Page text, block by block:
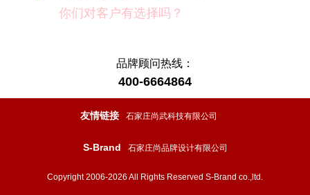
我如何向我的同事及领导推荐尚品牌？
项目启动之前您需要给我们提供什么资
项目启动之前您需要给我们提供什么资
怎样保证项目进度按时完成？
设计过程中双方怎样进行沟通？
品牌顾问热线：
400-6664864
友情链接 石家庄尚武科技有限公司
S-Brand 石家庄尚品牌设计有限公司
Copyright 2006-2026 All Rights Reserved S-Brand co.,ltd.